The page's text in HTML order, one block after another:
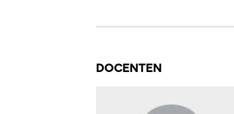
DOCENTEN